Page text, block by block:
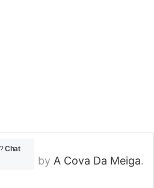
by A Cova Da Meiga.
Chat